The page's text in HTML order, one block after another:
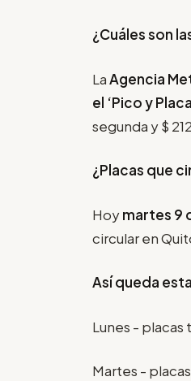
¿Cuáles son
LaAgencia
el ‘Pico y
segunda y $
¿Placas que
Hoymartes 9
circular en
Así queda
Lunes - placas
Martes -